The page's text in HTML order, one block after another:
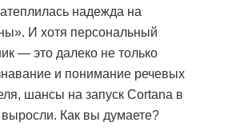
надежда на
И хотя персональный
— это далеко не только
и понимание речевых
шансы на запуск Cortana в
Как вы думаете?